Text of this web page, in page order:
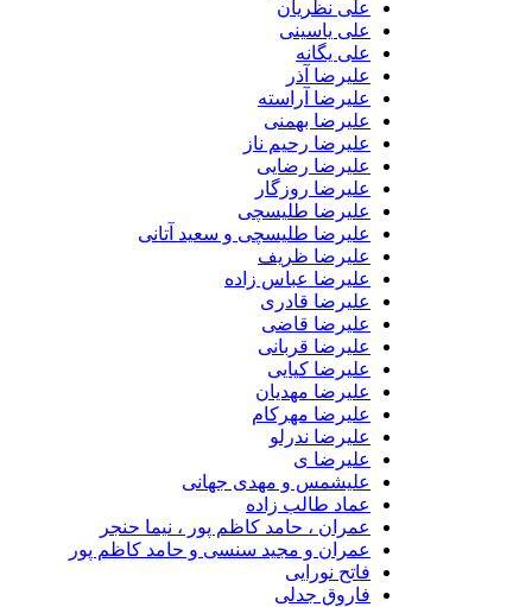
علی نظریان
علی یاسینی
علی یگانه
علیرضا آذر
علیرضا آراسته
علیرضا بهمنی
علیرضا رحیم ناز
علیرضا رضایی
علیرضا روزگار
علیرضا طلیسچی
علیرضا طلیسچی و سعید آتانی
علیرضا ظریف
علیرضا عباس زاده
علیرضا قادری
علیرضا قاضی
علیرضا قربانی
علیرضا کیایی
علیرضا مهدیان
علیرضا مهرکام
علیرضا ندرلو
علیرضا ی
علیشمس و مهدی جهانی
عماد طالب زاده
عمران ، حامد کاظم پور ، نیما حنجر
عمران و مجید سنسی و حامد کاظم پور
فاتح نورایی
فاروق جدلی